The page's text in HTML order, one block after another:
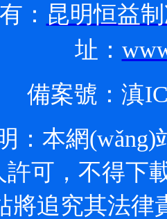
： 昆明恒益
址：
備案號： 滇
：本網
，不得下
追究其法律